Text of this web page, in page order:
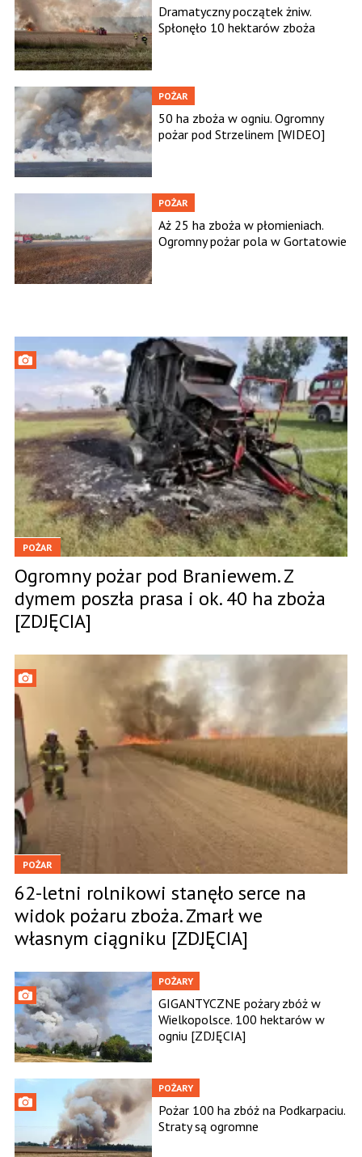
Dramatyczny początek żniw.
Spłonęło 10 hektarów zboża
POŻAR
50 ha zboża w ogniu. Ogromny
pożar pod Strzelinem [WIDEO]
POŻAR
Aż 25 ha zboża w płomieniach.
Ogromny pożar pola w Gortatowie
POŻAR
Ogromny pożar pod Braniewem. Z
dymem poszła prasa i ok. 40 ha zboża
[ZDJĘCIA]
POŻAR
62-letni rolnikowi stanęło serce na
widok pożaru zboża. Zmarł we
własnym ciągniku [ZDJĘCIA]
POŻARY
GIGANTYCZNE pożary zbóż w
Wielkopolsce. 100 hektarów w
ogniu [ZDJĘCIA]
POŻARY
Pożar 100 ha zbóż na Podkarpaciu.
Straty są ogromne